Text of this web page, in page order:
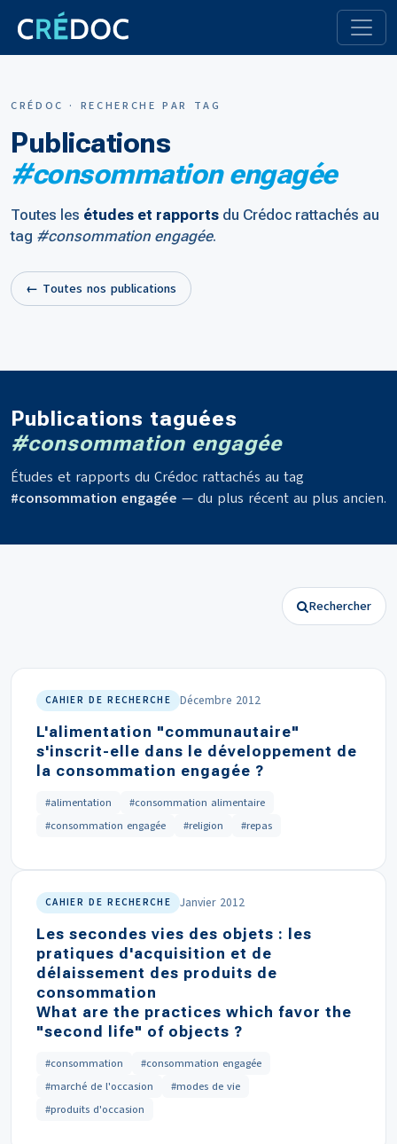
CRÉDOC · RECHERCHE PAR TAG
Publications
#consommation engagée
Toutes les études et rapports du Crédoc rattachés au
tag #consommation engagée.
← Toutes nos publications
Publications taguées
#consommation engagée
Études et rapports du Crédoc rattachés au tag
#consommation engagée — du plus récent au plus ancien.
Rechercher
CAHIER DE RECHERCHE Décembre 2012
L'alimentation "communautaire"
s'inscrit-elle dans le développement de
la consommation engagée ?
#alimentation
#consommation alimentaire
#consommation engagée
#religion #repas
CAHIER DE RECHERCHE Janvier 2012
Les secondes vies des objets : les
pratiques d'acquisition et de
délaissement des produits de
consommation
What are the practices which favor the
"second life" of objects ?
#consommation
#consommation engagée
#marché de l'occasion
#modes de vie
#produits d'occasion